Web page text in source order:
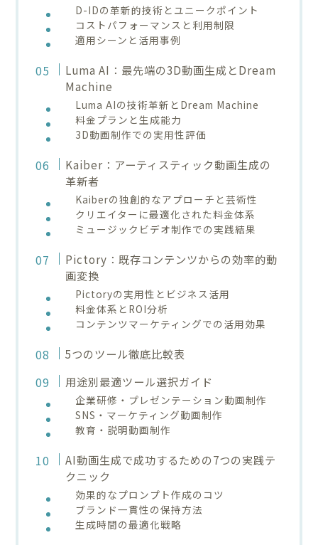
D-IDの革新的技術とユニークポイント
コストパフォーマンスと利用制限
適用シーンと活用事例
Luma AI：最先端の3D動画生成とDream
Machine
Luma AIの技術革新とDream Machine
料金プランと生成能力
3D動画制作での実用性評価
Kaiber：アーティスティック動画生成の
革新者
Kaiberの独創的なアプローチと芸術性
クリエイターに最適化された料金体系
ミュージックビデオ制作での実践結果
Pictory：既存コンテンツからの効率的動
画変換
Pictoryの実用性とビジネス活用
料金体系とROI分析
コンテンツマーケティングでの活用効果
5つのツール徹底比較表
用途別最適ツール選択ガイド
企業研修・プレゼンテーション動画制作
SNS・マーケティング動画制作
教育・説明動画制作
AI動画生成で成功するための7つの実践テ
クニック
効果的なプロンプト作成のコツ
ブランド一貫性の保持方法
生成時間の最適化戦略